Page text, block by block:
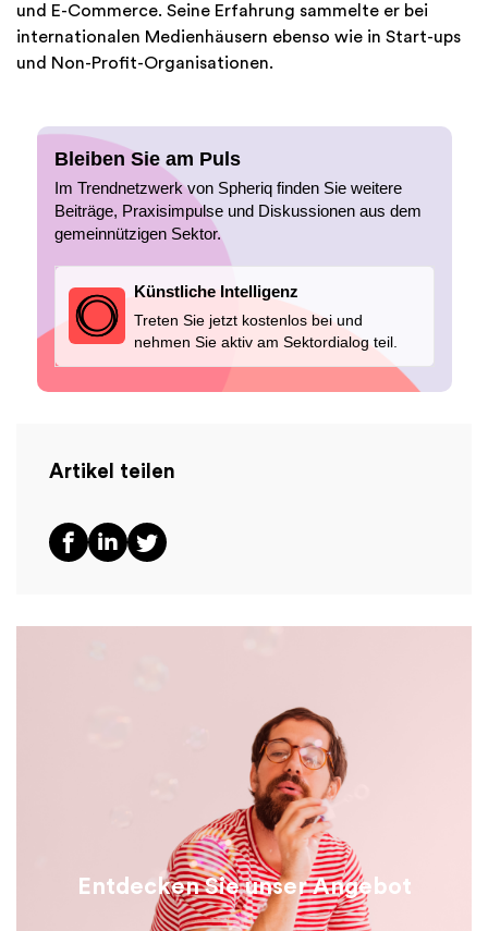
und E-Commerce. Seine Erfahrung sammelte er bei
internationalen Medienhäusern ebenso wie in Start-ups
und Non-Profit-Organisationen.
Bleiben Sie am Puls
Im Trendnetzwerk von Spheriq finden Sie weitere
Beiträge, Praxisimpulse und Diskussionen aus dem
gemeinnützigen Sektor.
Künstliche Intelligenz
Treten Sie jetzt kostenlos bei und
nehmen Sie aktiv am Sektordialog teil.
Artikel teilen
Entdecken Sie unser Angebot